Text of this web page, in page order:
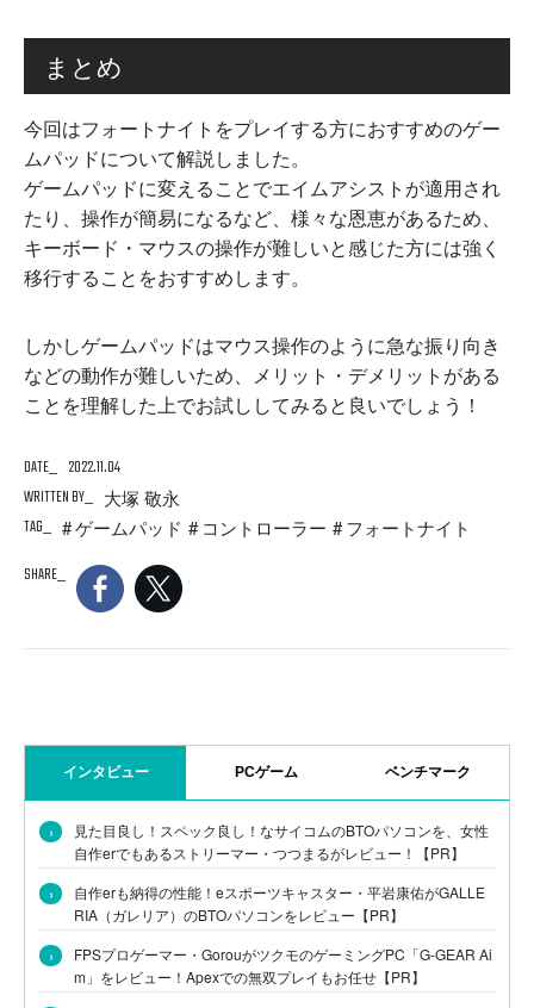
まとめ
今回はフォートナイトをプレイする方におすすめのゲー
ムパッドについて解説しました。
ゲームパッドに変えることでエイムアシストが適用され
たり、操作が簡易になるなど、様々な恩恵があるため、
キーボード・マウスの操作が難しいと感じた方には強く
移行することをおすすめします。
しかしゲームパッドはマウス操作のように急な振り向き
などの動作が難しいため、メリット・デメリットがある
ことを理解した上でお試ししてみると良いでしょう！
DATE
2022.11.04
WRITTEN BY
大塚 敬永
TAG
ゲームパッド コントローラー
フォートナイト
SHARE
インタビュー PCゲーム ベンチマーク
›
見た目良し！スペック良し！なサイコムのBTOパソコンを、女性
自作erでもあるストリーマー・つつまるがレビュー！【PR】
›
自作erも納得の性能！eスポーツキャスター・平岩康佑がGALLE
RIA（ガレリア）のBTOパソコンをレビュー【PR】
›
FPSプロゲーマー・GorouがツクモのゲーミングPC「G-GEAR Ai
m」をレビュー！Apexでの無双プレイもお任せ【PR】